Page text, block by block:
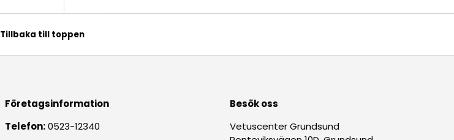
Tillbaka till toppen
Företagsinformation
Telefon:0523-12340
Besök oss
Vetuscenter Grundsund